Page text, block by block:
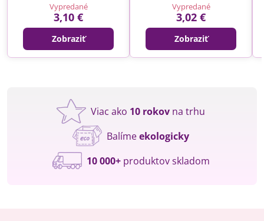
Vypredané
3,10 €
Zobraziť
Vypredané
3,02 €
Zobraziť
Viac ako 10 rokov na trhu
Balímeekologicky
10 000+produktov skladom